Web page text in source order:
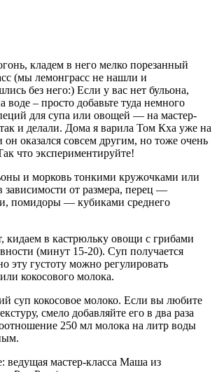
кладем в него мелко порезанный
(мы лемонграсс не нашли и
без него:) Если у вас нет бульона,
воде – просто добавьте туда немного
для супа или овощей — на мастер-
и делали. Дома я варила Том Кха уже на
оказался совсем другим, но тоже очень
что экспериментируйте!
и морковь тонкими кружочками или
от размера, перец —
помидоры — кубиками среднего
кидаем в кастрюльку овощи с грибами
(минут 15-20). Суп получается
эту густоту можно регулировать
кокосового молока.
суп кокосовое молоко. Если вы любите
смело добавляйте его в два раза
250 мл молока на литр воды
ведущая мастер-класса Маша из